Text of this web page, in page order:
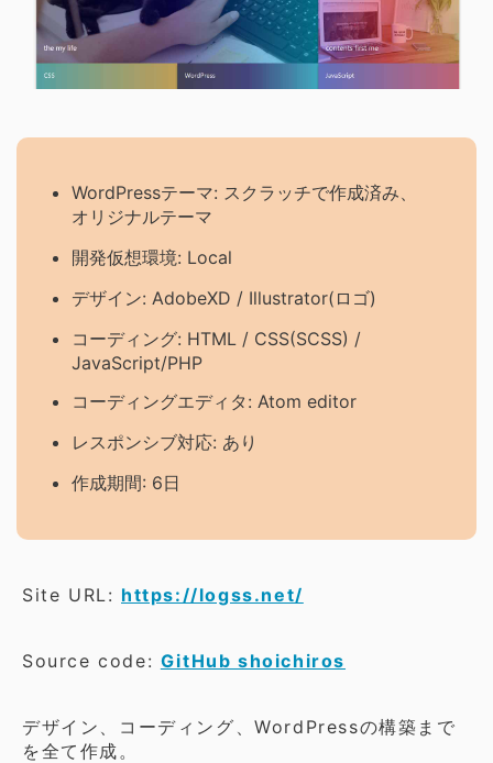
WordPressテーマ: スクラッチで作成済み、
オリジナルテーマ
開発仮想環境: Local
デザイン: AdobeXD / Illustrator(ロゴ)
コーディング: HTML / CSS(SCSS) /
JavaScript/PHP
コーディングエディタ: Atom editor
レスポンシブ対応: あり
作成期間: 6日
Site URL: https://logss.net/
Source code: GitHub shoichiros
デザイン、コーディング、WordPressの構築まで
を全て作成。